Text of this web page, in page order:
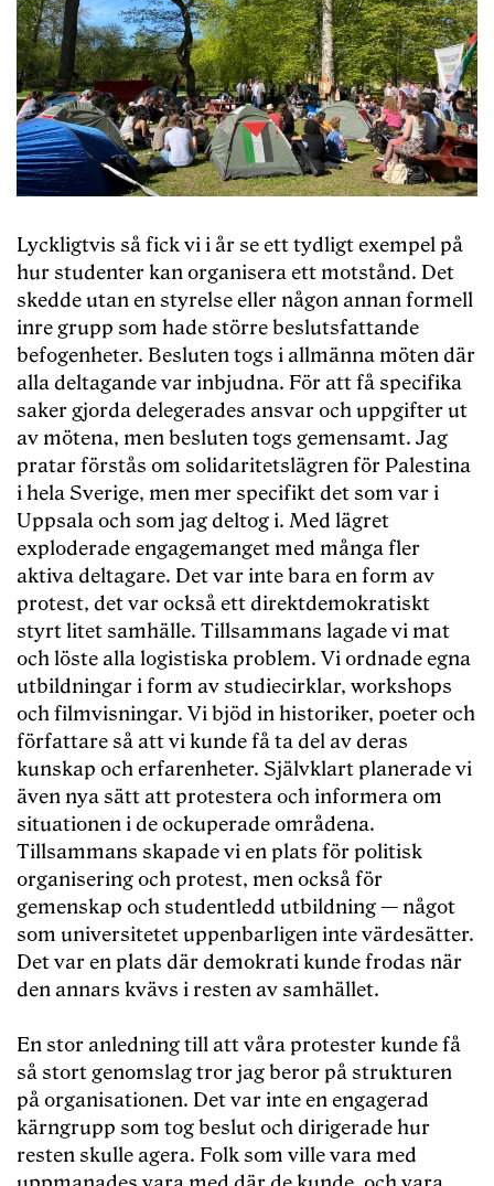
Lyckligtvis så fick vi i år se ett tydligt exempel på
hur studenter kan organisera ett motstånd. Det
skedde utan en styrelse eller någon annan formell
inre grupp som hade större beslutsfattande
befogenheter. Besluten togs i allmänna möten där
alla deltagande var inbjudna. För att få specifika
saker gjorda delegerades ansvar och uppgifter ut
av mötena, men besluten togs gemensamt. Jag
pratar förstås om solidaritetslägren för Palestina
i hela Sverige, men mer specifikt det som var i
Uppsala och som jag deltog i. Med lägret
exploderade engagemanget med många fler
aktiva deltagare. Det var inte bara en form av
protest, det var också ett direktdemokratiskt
styrt litet samhälle. Tillsammans lagade vi mat
och löste alla logistiska problem. Vi ordnade egna
utbildningar i form av studiecirklar, workshops
och filmvisningar. Vi bjöd in historiker, poeter och
författare så att vi kunde få ta del av deras
kunskap och erfarenheter. Självklart planerade vi
även nya sätt att protestera och informera om
situationen i de ockuperade områdena.
Tillsammans skapade vi en plats för politisk
organisering och protest, men också för
gemenskap och studentledd utbildning — något
som universitetet uppenbarligen inte värdesätter.
Det var en plats där demokrati kunde frodas när
den annars kvävs i resten av samhället.
En stor anledning till att våra protester kunde få
så stort genomslag tror jag beror på strukturen
på organisationen. Det var inte en engagerad
kärngrupp som tog beslut och dirigerade hur
resten skulle agera. Folk som ville vara med